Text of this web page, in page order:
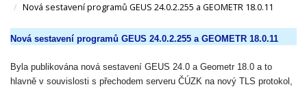
Nová sestavení programů GEUS 24.0.2.255 a GEOMETR 18.0.11
Nová sestavení programů GEUS 24.0.2.255 a GEOMETR 18.0.11
Byla publikována nová sestavení GEUS 24.0 a Geometr 18.0 a to
hlavně v souvislosti s přechodem serveru ČÚZK na nový TLS protokol,